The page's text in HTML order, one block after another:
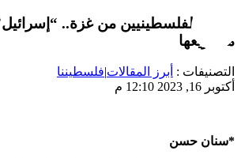
تهجير الفلسطينيين من غزة..
مشاريعها
التصنيفات : أبرز المقالات|فلسطيننا
أكتوبر 16, 2023 12:10 م
*سنان حسن